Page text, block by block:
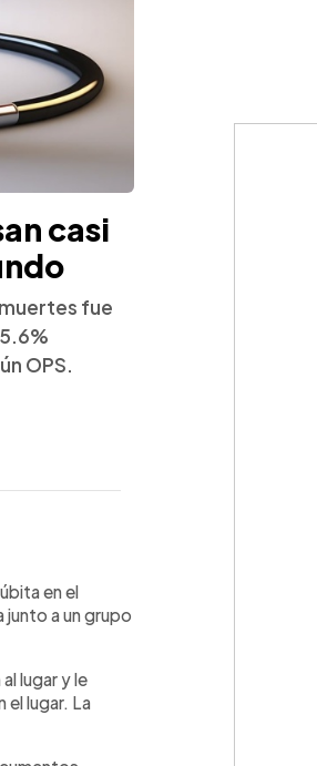
casi
fue
OPS.
en el
junto a un grupo
lugar y le
lugar. La